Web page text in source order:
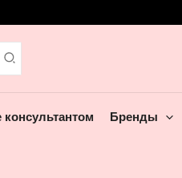
консультантом Бренды